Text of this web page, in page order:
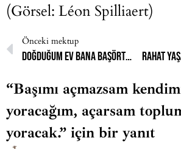
(Görsel: Léon Spilliaert)
Önceki mektup
Doğduğum ev bana başörtüsü kullanmama hakkını vermiyordu. Rahat
“Başımı açmazsam
yoracağım, açarsam
yoracak.” için bir yanıt